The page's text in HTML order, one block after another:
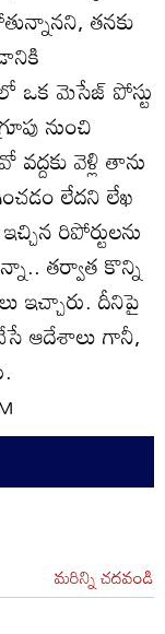
తనకు
ఒక మెసేజ్‌ పోస్టు
నుంచి
వెళ్లి తాను
లేదని లేఖ
రిపోర్టులను
తర్వాత కొన్ని
ఇచ్చారు. దీనిపై
ఆదేశాలు గానీ,
మరిన్ని చదవండి